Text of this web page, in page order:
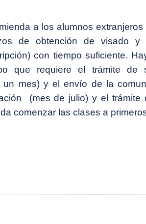
a los alumnos
de obtención de visado y
con tiempo suficiente.
que requiere el trámite de
un mes) y el envío de la
(mes de julio) y el trámite
comenzar las clases a